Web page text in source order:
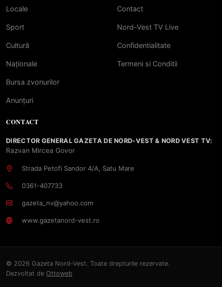
Locale
Sport
Cultură
Naționale
Bursa zvonurilor
Anunțuri
Contact
Nord-Vest TV Live
Confidentialitate
Termeni si Conditii
CONTACT
DIRECTOR GENERAL GAZETA DE NORD-VEST & NORD VEST TV:
Razvan Mircea Govor
Strada Petofi Sandor 4/A, Satu Mare
0361-407733
gazeta_nv@yahoo.com
www.gazetanord-vest.ro
© 2026 Gazeta Nord-Vest. Toate drepturile rezervate.
Dezvoltat de Ottoweb